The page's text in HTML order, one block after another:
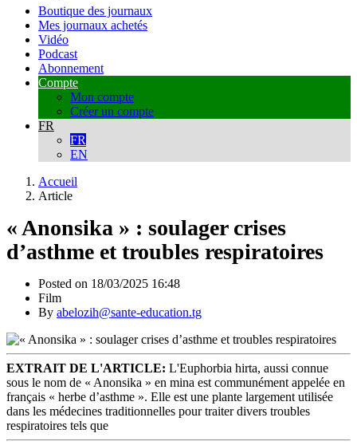
Boutique des journaux
Mes journaux achetés
Vidéo
Podcast
Abonnement
Compte
Mon compte
Créer un compte
FR
FR
EN
Accueil
Article
« Anonsika » : soulager crises
d’asthme et troubles respiratoires
Posted on 18/03/2025 16:48
Film
By abelozih@sante-education.tg
EXTRAIT DE L'ARTICLE: L'Euphorbia hirta, aussi connue
sous le nom de « Anonsika » en mina est communément appelée en
français « herbe d’asthme ». Elle est une plante largement utilisée
dans les médecines traditionnelles pour traiter divers troubles
respiratoires tels que